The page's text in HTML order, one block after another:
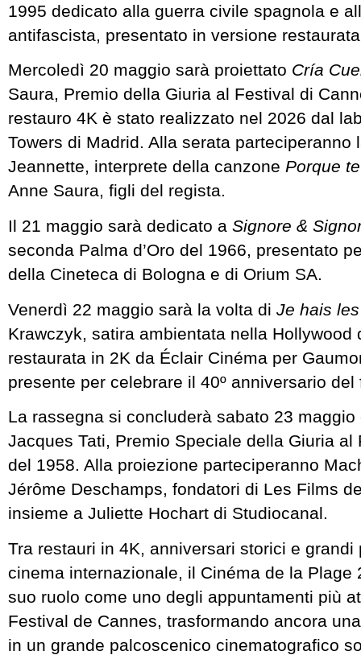
1995 dedicato alla guerra civile spagnola e
antifascista, presentato in versione
Mercoledì 20 maggio sarà proiettato Cría
Saura, Premio della Giuria al Festival di
restauro 4K è stato realizzato nel 2026 dal
Towers di Madrid. Alla serata parteciperanno
Jeannette, interprete della canzone Porque
Anne Saura, figli del regista.
Il 21 maggio sarà dedicato a Signore &
seconda Palma d’Oro del 1966, presentato
della Cineteca di Bologna e di Orium SA.
Venerdì 22 maggio sarà la volta di Je hais
Krawczyk, satira ambientata nella Hollywood
restaurata in 2K da Éclair Cinéma per
presente per celebrare il 40º anniversario del
La rassegna si concluderà sabato 23
Jacques Tati, Premio Speciale della Giuria al
del 1958. Alla proiezione parteciperanno
Jérôme Deschamps, fondatori di Les Films
insieme a Juliette Hochart di Studiocanal.
Tra restauri in 4K, anniversari storici e grandi
cinema internazionale, il Cinéma de la Plage
suo ruolo come uno degli appuntamenti più
Festival de Cannes, trasformando ancora
in un grande palcoscenico cinematografico